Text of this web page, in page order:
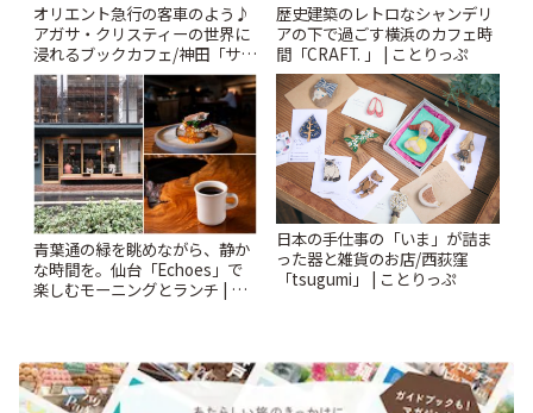
オリエント急行の客車のよう♪
アガサ・クリスティーの世界に
浸れるブックカフェ/神田「サロ
ンクリスティ」 | ことりっぷ
歴史建築のレトロなシャンデリ
アの下で過ごす横浜のカフェ時
間「CRAFT. 」 | ことりっぷ
青葉通の緑を眺めながら、静か
な時間を。仙台「Echoes」で
楽しむモーニングとランチ | こ
日本の手仕事の「いま」が詰ま
った器と雑貨のお店/西荻窪
「tsugumi」 | ことりっぷ